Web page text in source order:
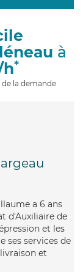
g
i
à
h*
la demande
a 6 ans
d'Auxiliaire de
et les
ses services de
et